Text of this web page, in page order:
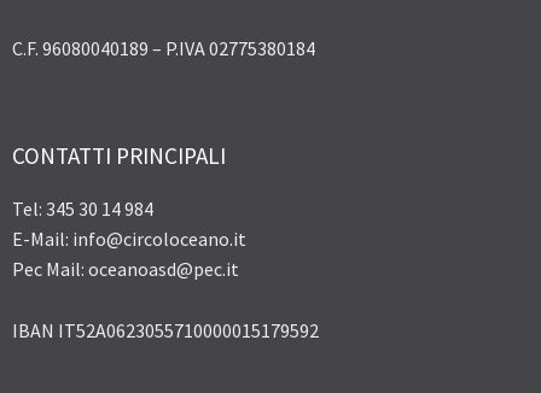
C.F. 96080040189 – P.IVA 02775380184
CONTATTI PRINCIPALI
Tel: 345 30 14 984
E-Mail: info@circoloceano.it
Pec Mail: oceanoasd@pec.it
IBAN IT52A0623055710000015179592